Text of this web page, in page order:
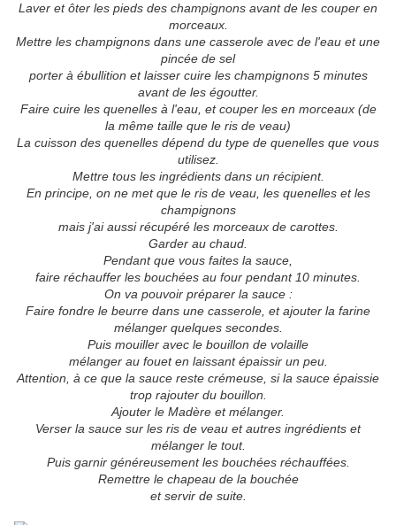
Laver et ôter les pieds des champignons avant de les couper en
morceaux.
Mettre les champignons dans une casserole avec de l'eau et une
pincée de sel
porter à ébullition et laisser cuire les champignons 5 minutes
avant de les égoutter.
Faire cuire les quenelles à l'eau, et couper les en morceaux (de
la même taille que le ris de veau)
La cuisson des quenelles dépend du type de quenelles que vous
utilisez.
Mettre tous les ingrédients dans un récipient.
En principe, on ne met que le ris de veau, les quenelles et les
champignons
mais j'ai aussi récupéré les morceaux de carottes.
Garder au chaud.
Pendant que vous faites la sauce,
faire réchauffer les bouchées au four pendant 10 minutes.
On va pouvoir préparer la sauce :
Faire fondre le beurre dans une casserole, et ajouter la farine
mélanger quelques secondes.
Puis mouiller avec le bouillon de volaille
mélanger au fouet en laissant épaissir un peu.
Attention, à ce que la sauce reste crémeuse, si la sauce épaissie
trop rajouter du bouillon.
Ajouter le Madère et mélanger.
Verser la sauce sur les ris de veau et autres ingrédients et
mélanger le tout.
Puis garnir généreusement les bouchées réchauffées.
Remettre le chapeau de la bouchée
et servir de suite.